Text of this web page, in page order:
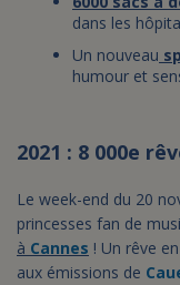
dans les
Un nouveau
humour et
2021 : 8 000e
Le week-end du 20
princesses fan de
à Cannes ! Un rêve
aux émissions de